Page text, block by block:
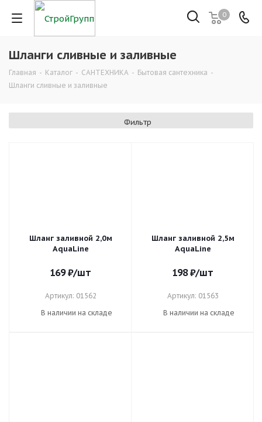
0
Шланги сливные и заливные
Главная - Каталог - САНТЕХНИКА - Бытовая сантехника -
Шланги сливные и заливные
Фильтр
Шланг заливной 2,0м
AquaLine
169₽/шт
Артикул: 01562
В наличии на складе
Шланг заливной 2,5м
AquaLine
198₽/шт
Артикул: 01563
В наличии на складе